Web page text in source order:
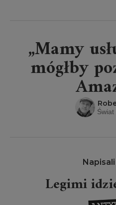
„Mamy
mógłby
Świat
Legimi